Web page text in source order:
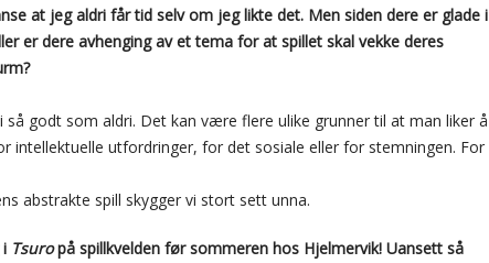
at jeg aldri får tid selv om jeg likte det. Men siden dere er glade i
er dere avhenging av et tema for at spillet skal vekke deres
så godt som aldri. Det kan være flere ulike grunner til at man liker å
intellektuelle utfordringer, for det sosiale eller for stemningen. For
abstrakte spill skygger vi stort sett unna.
i Tsuropå spillkvelden før sommeren hos Hjelmervik! Uansett så